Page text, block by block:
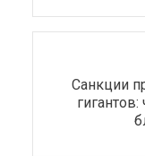
Санкции